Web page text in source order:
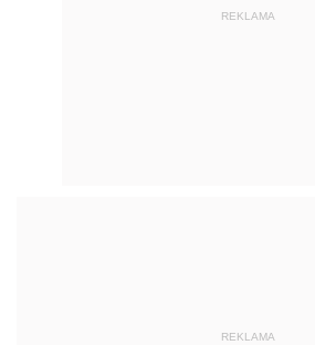
REKLAMA
REKLAMA